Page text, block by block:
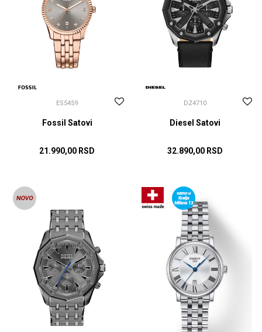
ES5459
Fossil Satovi
21.990,00 RSD
DZ4710
Diesel Satovi
32.890,00 RSD
DODAJ U KORPU